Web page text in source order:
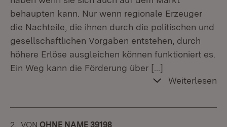
behaupten kann. Nur wenn regionale Erzeuger
die Nachteile, die ihnen durch die politischen und
gesellschaftlichen Vorgaben entstehen, durch
höhere Erlöse ausgleichen können funktioniert es.
Ein Weg kann die Förderung über […]
Weiterlesen
2. KOMMENTAR
VON :OHNE NAME 39198